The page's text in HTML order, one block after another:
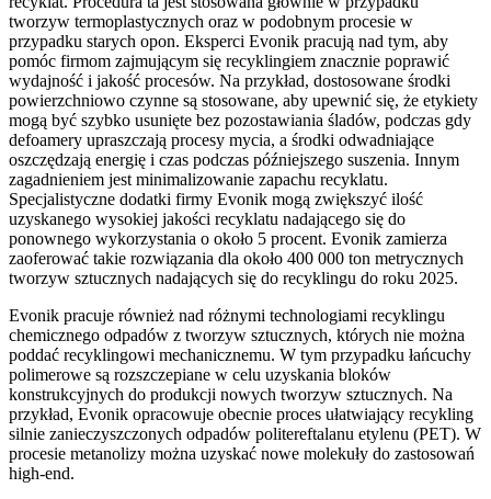
tworzyw termoplastycznych oraz w podobnym procesie w
przypadku starych opon. Eksperci Evonik pracują nad tym, aby
pomóc firmom zajmującym się recyklingiem znacznie poprawić
wydajność i jakość procesów. Na przykład, dostosowane środki
powierzchniowo czynne są stosowane, aby upewnić się, że etykiety
mogą być szybko usunięte bez pozostawiania śladów, podczas gdy
defoamery upraszczają procesy mycia, a środki odwadniające
oszczędzają energię i czas podczas późniejszego suszenia. Innym
zagadnieniem jest minimalizowanie zapachu recyklatu.
Specjalistyczne dodatki firmy Evonik mogą zwiększyć ilość
uzyskanego wysokiej jakości recyklatu nadającego się do
ponownego wykorzystania o około 5 procent. Evonik zamierza
zaoferować takie rozwiązania dla około 400 000 ton metrycznych
tworzyw sztucznych nadających się do recyklingu do roku 2025.
Evonik pracuje również nad różnymi technologiami recyklingu
chemicznego odpadów z tworzyw sztucznych, których nie można
poddać recyklingowi mechanicznemu. W tym przypadku łańcuchy
polimerowe są rozszczepiane w celu uzyskania bloków
konstrukcyjnych do produkcji nowych tworzyw sztucznych. Na
przykład, Evonik opracowuje obecnie proces ułatwiający recykling
silnie zanieczyszczonych odpadów politereftalanu etylenu (PET). W
procesie metanolizy można uzyskać nowe molekuły do zastosowań
high-end.